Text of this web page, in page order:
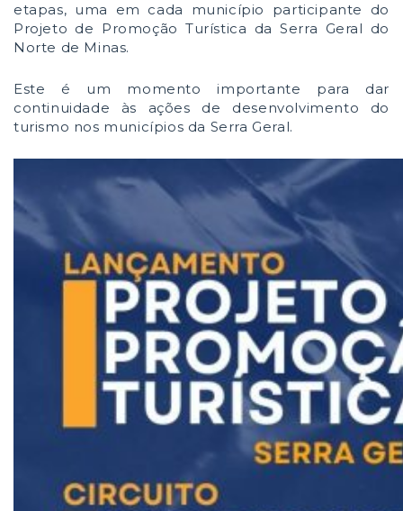
etapas, uma em cada município participante do
Projeto de Promoção Turística da Serra Geral do
Norte de Minas.
Este é um momento importante para dar
continuidade às ações de desenvolvimento do
turismo nos municípios da Serra Geral.